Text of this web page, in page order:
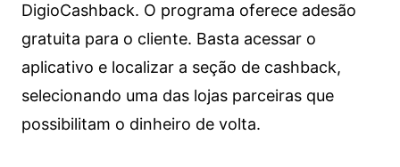
DigioCashback. O programa oferece adesão
gratuita para o cliente. Basta acessar o
aplicativo e localizar a seção de cashback,
selecionando uma das lojas parceiras que
possibilitam o dinheiro de volta.